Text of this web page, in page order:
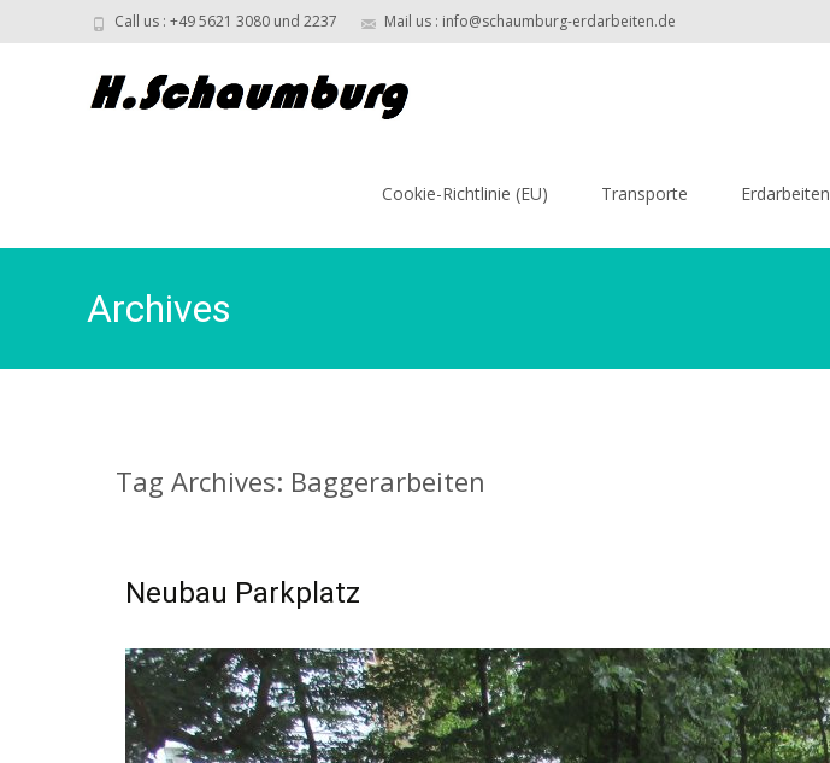
Call us : +49 5621 3080 und 2237 Mail us : info@schaumburg-erdarbeiten.de
Cookie-Richtlinie (EU) Transporte Erdarbeiten
Archives
Tag Archives: Baggerarbeiten
Neubau Parkplatz